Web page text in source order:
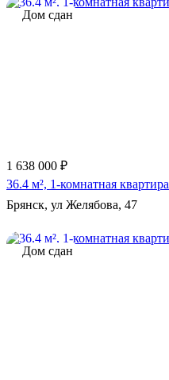
Дом сдан
1 638 000 ₽
36.4 м², 1-комнатная квартира
Брянск, ул Желябова, 47
Дом сдан